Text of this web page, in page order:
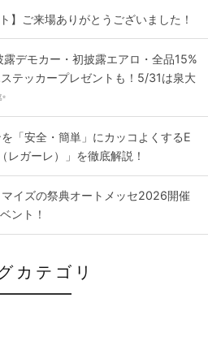
】ご来場ありがとうございました！
デモカー・初披露エアロ・全品15%
テッカープレゼントも！5/31は泉大
「安全・簡単」にカッコよくするE
レガーレ）」を徹底解説！
マイズの祭典オートメッセ2026開催
ント！
カテゴリ